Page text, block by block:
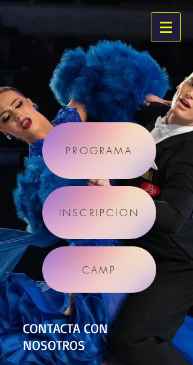
PROGRAMA
INSCRIPCION
CAMP
CONTACTA CON
NOSOTROS